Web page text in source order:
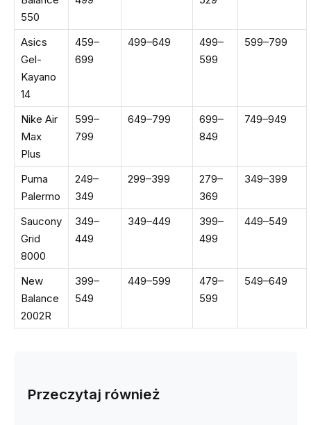
550
Asics
Gel-
Kayano
14
459–
699
499–649
499–
599
599–799
Nike Air
Max
Plus
599–
799
649–799
699–
849
749–949
Puma
Palermo
249–
349
299–399
279–
369
349–399
Saucony
Grid
8000
349–
449
349–449
399–
499
449–549
New
Balance
2002R
399–
549
449–599
479–
599
549–649
Przeczytaj również